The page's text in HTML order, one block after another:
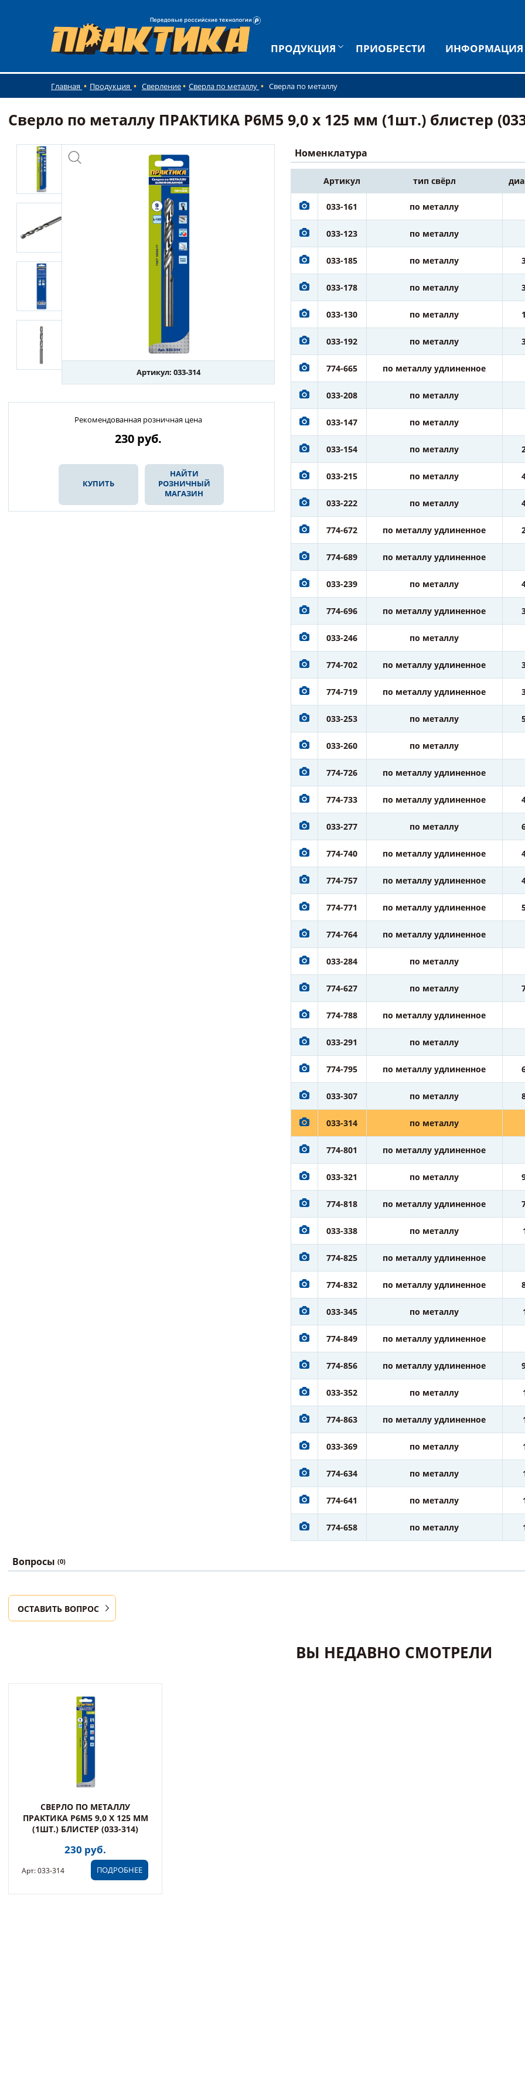
ПРОДУКЦИЯ ПРИОБРЕСТИ ИНФОРМАЦИЯ
Главная Продукция Сверление Сверла по металлу Сверла по металлу
Сверло по металлу ПРАКТИКА Р6М5 9,0 х 125 мм (1шт.) блистер
Артикул: 033-314
Рекомендованная розничная цена
230 руб.
КУПИТЬ
НАЙТИ
РОЗНИЧНЫЙ
МАГАЗИН
Номенклатура
Артикул тип свёрл
033-161 по металлу
033-123 по металлу
033-185 по металлу
033-178 по металлу
033-130 по металлу
033-192 по металлу
774-665 по металлу удлиненное
033-208 по металлу
033-147 по металлу
033-154 по металлу
033-215 по металлу
033-222 по металлу
774-672 по металлу удлиненное
774-689 по металлу удлиненное
033-239 по металлу
774-696 по металлу удлиненное
033-246 по металлу
774-702 по металлу удлиненное
774-719 по металлу удлиненное
033-253 по металлу
033-260 по металлу
774-726 по металлу удлиненное
774-733 по металлу удлиненное
033-277 по металлу
774-740 по металлу удлиненное
774-757 по металлу удлиненное
774-771 по металлу удлиненное
774-764 по металлу удлиненное
033-284 по металлу
774-627 по металлу
774-788 по металлу удлиненное
033-291 по металлу
774-795 по металлу удлиненное
033-307 по металлу
033-314 по металлу
774-801 по металлу удлиненное
033-321 по металлу
774-818 по металлу удлиненное
033-338 по металлу
774-825 по металлу удлиненное
774-832 по металлу удлиненное
033-345 по металлу
774-849 по металлу удлиненное
774-856 по металлу удлиненное
033-352 по металлу
774-863 по металлу удлиненное
033-369 по металлу
774-634 по металлу
774-641 по металлу
774-658 по металлу
Вопросы (0)
ОСТАВИТЬ ВОПРОС
ВЫ НЕДАВНО СМОТРЕЛИ
СВЕРЛО ПО МЕТАЛЛУ
ПРАКТИКА Р6М5 9,0 Х 125 ММ
(1ШТ.) БЛИСТЕР (033-314)
230 руб.
ПОДРОБНЕЕ
Арт: 033-314